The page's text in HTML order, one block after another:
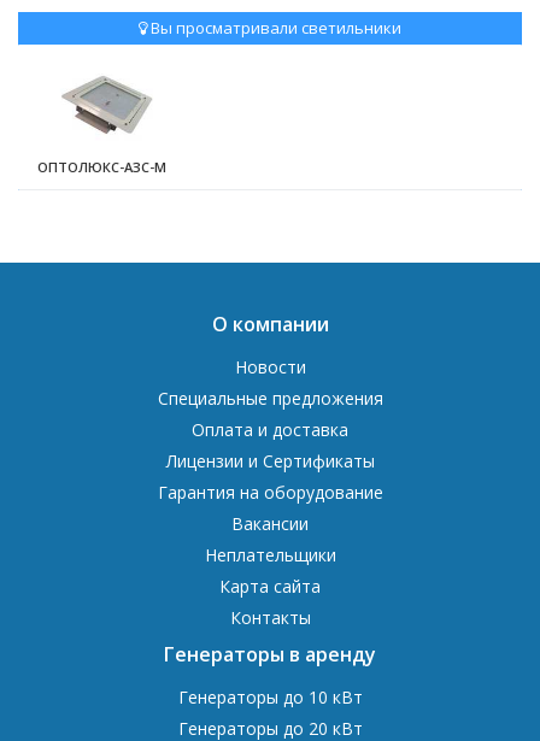
Вы просматривали светильники
ОПТОЛЮКС-АЗС-М
О компании
Новости
Специальные предложения
Оплата и доставка
Лицензии и Сертификаты
Гарантия на оборудование
Вакансии
Неплательщики
Карта сайта
Контакты
Генераторы в аренду
Генераторы до 10 кВт
Генераторы до 20 кВт